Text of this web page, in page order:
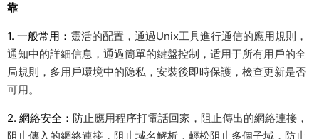
靠
1. 一般常用： 靈活的配置，通過Unix工具進行通信的應用規則，
通知中的詳細信息，通過簡單的鍵盤控制，适用于所有用戶的全
局規則，多用戶環境中的隐私，安裝後即時保護，檢查更新是否
可用。
2. 網絡安全： 防止應用程序打電話回家，阻止傳出的網絡連接，
阻止傳入的網絡連接，阻止域名解析，輕松阻止多個子域，防止